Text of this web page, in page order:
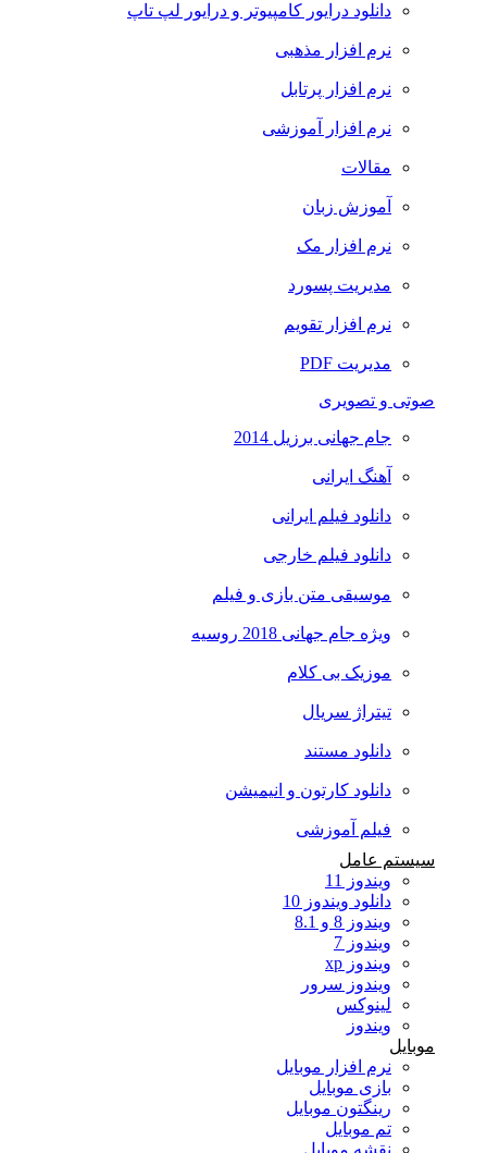
دانلود درایور کامپیوتر و درایور لپ تاپ
نرم افزار مذهبی
نرم افزار پرتابل
نرم افزار آموزشی
مقالات
آموزش زبان
نرم افزار مک
مدیریت پسورد
نرم افزار تقویم
مدیریت PDF
صوتی و تصویری
جام جهانی برزیل 2014
آهنگ ایرانی
دانلود فیلم ایرانی
دانلود فیلم خارجی
موسیقی متن بازی و فیلم
ویژه جام جهانی 2018 روسیه
موزیک بی کلام
تیتراژ سریال
دانلود مستند
دانلود کارتون و انیمیشن
فیلم آموزشی
سیستم عامل
ویندوز 11
دانلود ویندوز 10
ویندوز 8 و 8.1
ویندوز 7
ویندوز xp
ویندوز سرور
لینوکس
ویندوز
نرم افزار موبایل
بازی موبایل
رینگتون موبایل
تم موبایل
نقشه موبایل